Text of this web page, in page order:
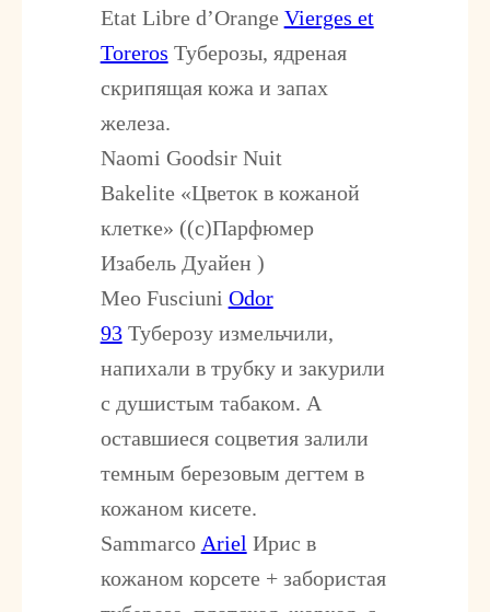
Etat Libre d’Orange Vierges et
Toreros Туберозы, ядреная
скрипящая кожа и запах
железа.
Naomi Goodsir Nuit
Bakelite «Цветок в кожаной
клетке» ((с)Парфюмер
Изабель Дуайен )
Meo Fusciuni Odor
93Туберозу измельчили,
напихали в трубку и закурили
с душистым табаком. А
оставшиеся соцветия залили
темным березовым дегтем в
кожаном кисете.
Sammarco Ariel Ирис в
кожаном корсете + забористая